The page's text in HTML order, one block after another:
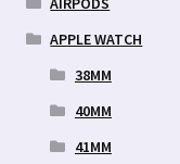
APPLE WATCH
38MM
40MM
41MM